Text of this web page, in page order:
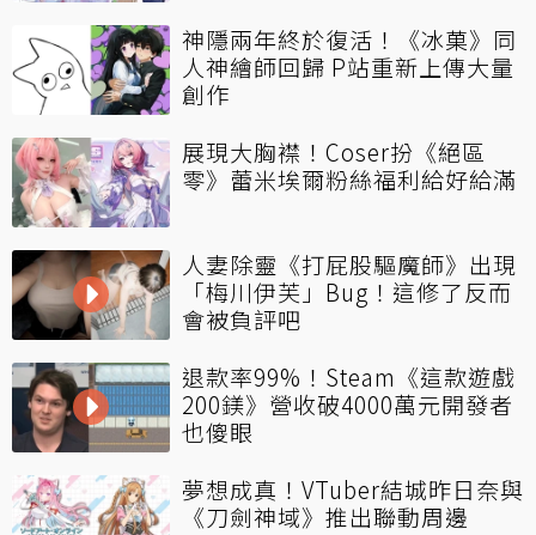
神隱兩年終於復活！《冰菓》同
人神繪師回歸 P站重新上傳大量
創作
展現大胸襟！Coser扮《絕區
零》蕾米埃爾粉絲福利給好給滿
人妻除靈《打屁股驅魔師》出現
「梅川伊芙」Bug！這修了反而
會被負評吧
退款率99%！Steam《這款遊戲
200鎂》營收破4000萬元開發者
也傻眼
夢想成真！VTuber結城昨日奈與
《刀劍神域》推出聯動周邊